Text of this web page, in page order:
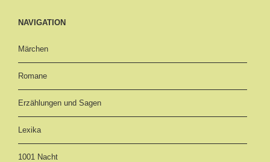
NAVIGATION
Märchen
Romane
Erzählungen und Sagen
Lexika
1001 Nacht